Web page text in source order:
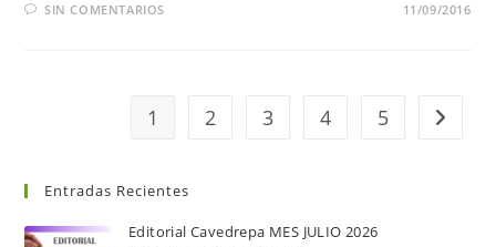
SIN COMENTARIOS 11/09/2016
1 2 3 4 5
Entradas Recientes
Editorial Cavedrepa MES JULIO 2026